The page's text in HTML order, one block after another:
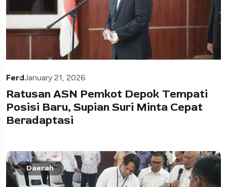
FerdJanuary 21, 2026
Ratusan ASN Pemkot Depok Tempati
Posisi Baru, Supian Suri Minta Cepat
Beradaptasi
Daerah